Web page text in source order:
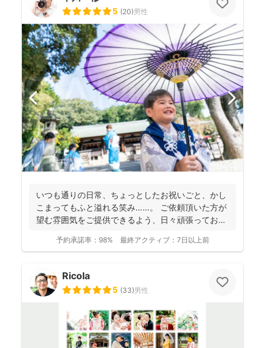
5 (20)男性
いつも通りの日常、ちょっとしたお祝いごと、かし
こまってもふと溢れる笑み……。 ご依頼頂いた方が
望む雰囲気をご提供できるよう、日々頑張っており
予約承諾率： 98% 最終アクティブ： 7日以上前
Ricola
5 (33)男性